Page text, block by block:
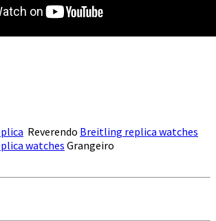
Reverendo Breitling replica watches
watches Grangeiro